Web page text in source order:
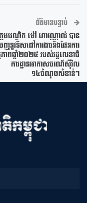
ព័ត៌មានបន្ទាប់
មបណ្ឌិត ម៉ៅ ហាវណ្ណាល់ បាន
ញនូវទិសដៅការងារនិងផែនការ
ាពឆ្នាំ២០២៥ របស់រដ្ឋលេខាធិ
ការដ្ឋានអាកាសចរណ៍ស៊ីវិល
១៤ចំណុចសំខាន់ៗ